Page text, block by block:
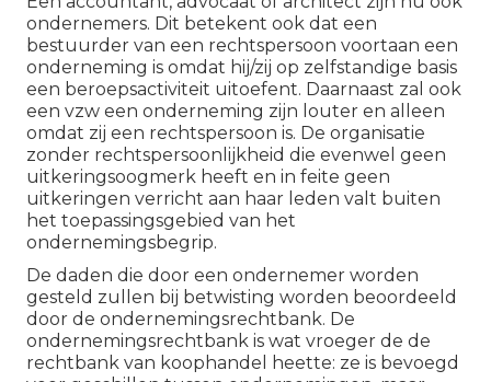
ondernemers. Dit betekent ook dat een
bestuurder van een rechtspersoon voortaan een
onderneming is omdat hij/zij op zelfstandige basis
een beroepsactiviteit uitoefent. Daarnaast zal ook
een vzw een onderneming zijn louter en alleen
omdat zij een rechtspersoon is. De organisatie
zonder rechtspersoonlijkheid die evenwel geen
uitkeringsoogmerk heeft en in feite geen
uitkeringen verricht aan haar leden valt buiten
het toepassingsgebied van het
ondernemingsbegrip.
De daden die door een ondernemer worden
gesteld zullen bij betwisting worden beoordeeld
door de ondernemingsrechtbank. De
ondernemingsrechtbank is wat vroeger de de
rechtbank van koophandel heette: ze is bevoegd